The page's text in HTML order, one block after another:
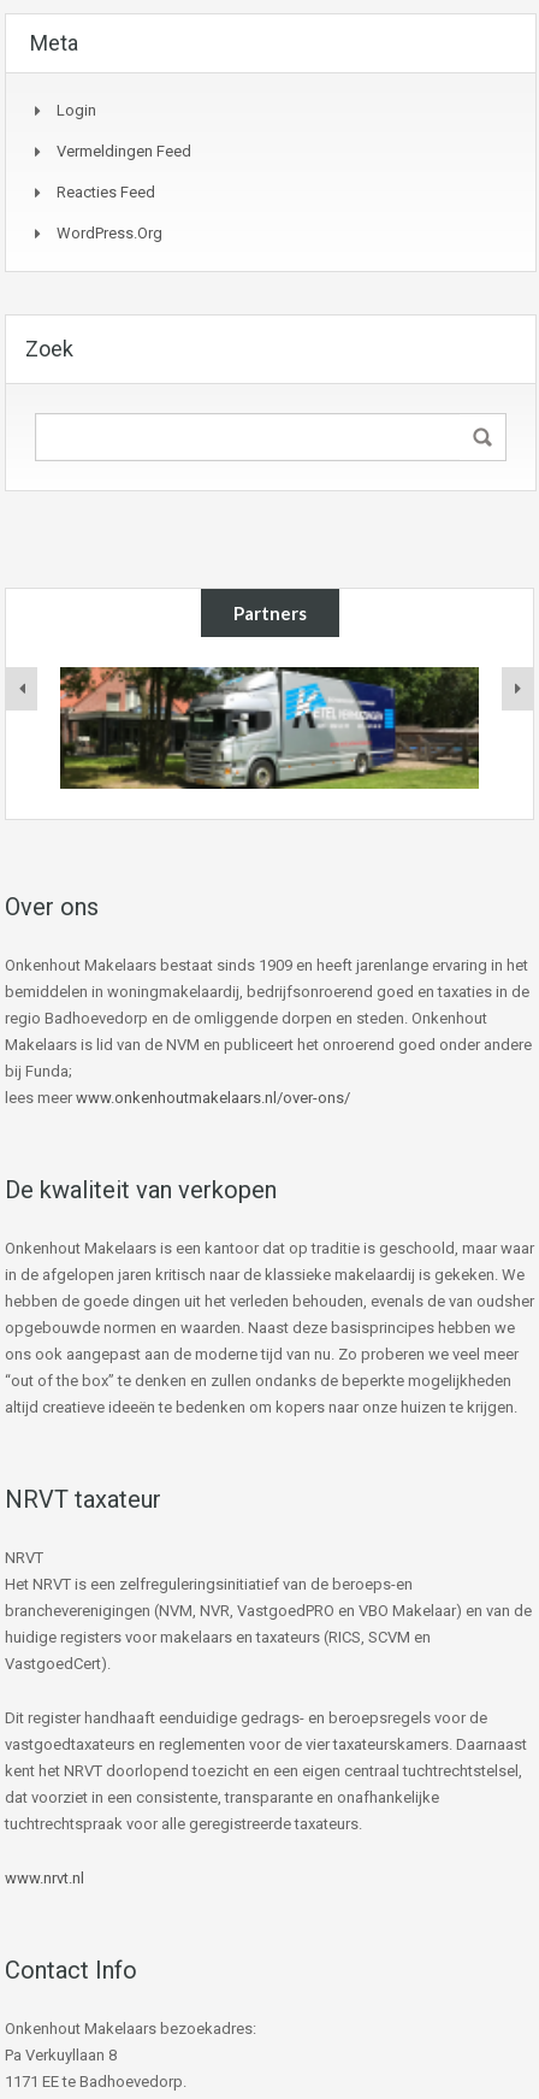
Meta
Login
Vermeldingen Feed
Reacties Feed
WordPress.org
Zoek
Partners
Over ons
Onkenhout Makelaars bestaat sinds 1909 en heeft jarenlange ervaring in het
bemiddelen in woningmakelaardij, bedrijfsonroerend goed en taxaties in de
regio Badhoevedorp en de omliggende dorpen en steden. Onkenhout
Makelaars is lid van de NVM en publiceert het onroerend goed onder andere
bij Funda;
lees meer www.onkenhoutmakelaars.nl/over-ons/
De kwaliteit van verkopen
Onkenhout Makelaars is een kantoor dat op traditie is geschoold, maar waar
in de afgelopen jaren kritisch naar de klassieke makelaardij is gekeken. We
hebben de goede dingen uit het verleden behouden, evenals de van oudsher
opgebouwde normen en waarden. Naast deze basisprincipes hebben we
ons ook aangepast aan de moderne tijd van nu. Zo proberen we veel meer
“out of the box” te denken en zullen ondanks de beperkte mogelijkheden
altijd creatieve ideeën te bedenken om kopers naar onze huizen te krijgen.
NRVT taxateur
NRVT
Het NRVT is een zelfreguleringsinitiatief van de beroeps-en
brancheverenigingen (NVM, NVR, VastgoedPRO en VBO Makelaar) en van de
huidige registers voor makelaars en taxateurs (RICS, SCVM en
VastgoedCert).
Dit register handhaaft eenduidige gedrags- en beroepsregels voor de
vastgoedtaxateurs en reglementen voor de vier taxateurskamers. Daarnaast
kent het NRVT doorlopend toezicht en een eigen centraal tuchtrechtstelsel,
dat voorziet in een consistente, transparante en onafhankelijke
tuchtrechtspraak voor alle geregistreerde taxateurs.
www.nrvt.nl
Contact Info
Onkenhout Makelaars bezoekadres:
Pa Verkuyllaan 8
1171 EE te Badhoevedorp.